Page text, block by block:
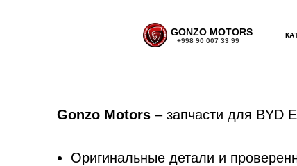
GONZO MOTORS
+998 90 007 33 99
Gonzo Motors – запчасти для BYD
Оригинальные детали и